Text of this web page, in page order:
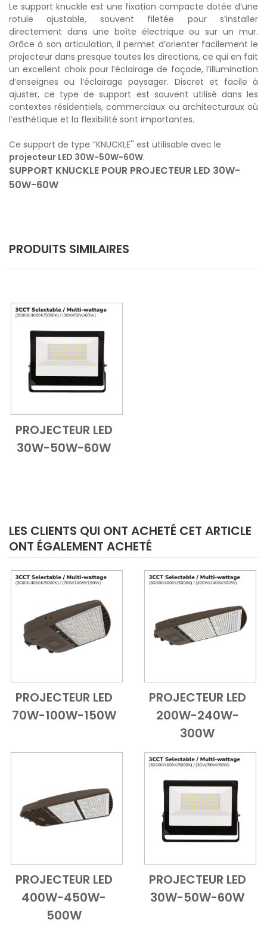
Le support knuckle est une fixation compacte dotée d’une
rotule ajustable, souvent filetée pour s’installer
directement dans une boîte électrique ou sur un mur.
Grâce à son articulation, il permet d’orienter facilement le
projecteur dans presque toutes les directions, ce qui en fait
un excellent choix pour l’éclairage de façade, l’illumination
d’enseignes ou l’éclairage paysager. Discret et facile à
ajuster, ce type de support est souvent utilisé dans les
contextes résidentiels, commerciaux ou architecturaux où
l’esthétique et la flexibilité sont importantes.
Ce support de type ‘’KNUCKLE'' est utilisable avec le
projecteur LED 30W-50W-60W.
SUPPORT KNUCKLE POUR PROJECTEUR LED 30W-
50W-60W
PRODUITS SIMILAIRES
Add to CartVue d'ensemble
PROJECTEUR LED
30W-50W-60W
LES CLIENTS QUI ONT ACHETÉ CET ARTICLE
ONT ÉGALEMENT ACHETÉ
Add to Cart
Vue d'ensemble
PROJECTEUR LED
70W-100W-150W
Add to Cart
Vue
PROJECTEUR LED
200W-240W-
300W
Add to Cart
Vue d'ensemble
PROJECTEUR LED
400W-450W-
500W
Add to Cart
Vue
PROJECTEUR LED
30W-50W-60W